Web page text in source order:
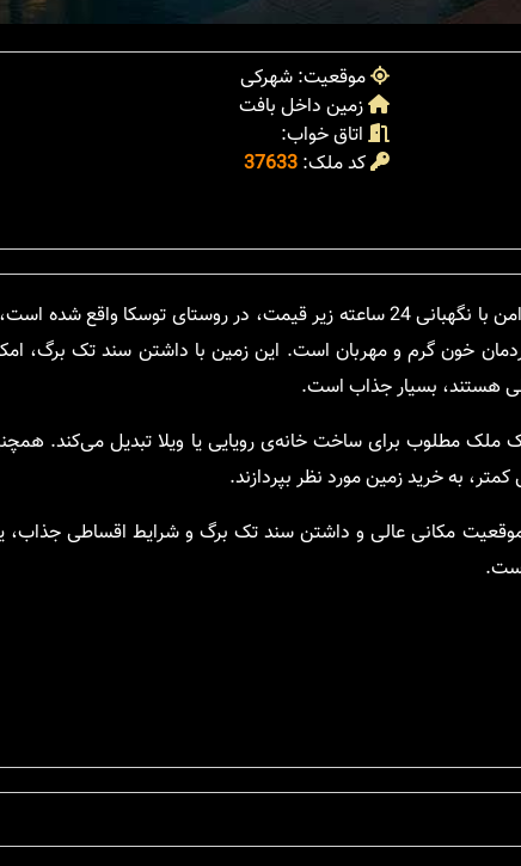
موقعیت: شهرکی
زمین داخل بافت
اتاق خواب:
کد ملک: 37633
خرید زمین به مساحت 280 متر مربع در نوشهر، در شهرکی امن با نگهبانی 24 ساعته زیر قیمت، در
خون گرم و مهربان است. این زمین با داشتن سند تک برگ،
هستند، بسیار جذاب است.
مطلوب برای ساخت خانه‌ی رویایی یا ویلا تبدیل می‌کند.
به خرید زمین مورد نظر بپردازند.
موقعیت مکانی عالی و داشتن سند تک برگ و شرایط اقساطی جذاب،